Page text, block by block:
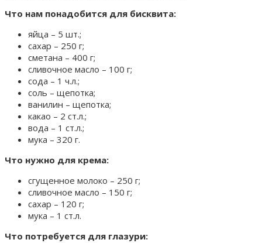
Что нам понадобится для бисквита:
яйца – 5 шт.;
сахар – 250 г;
сметана – 400 г;
сливочное масло – 100 г;
сода – 1 ч.л.;
соль – щепотка;
ванилин – щепотка;
какао – 2 ст.л.;
вода – 1 ст.л.;
мука – 320 г.
Что нужно для крема:
сгущенное молоко – 250 г;
сливочное масло – 150 г;
сахар – 120 г;
мука – 1 ст.л.
Что потребуется для глазури: